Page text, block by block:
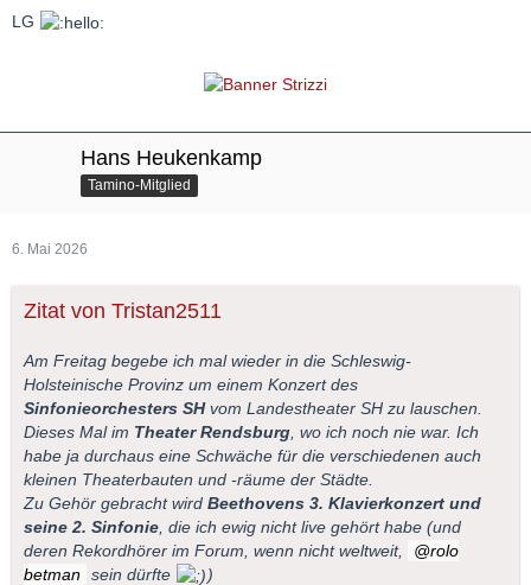
LG
Hans Heukenkamp
Tamino-Mitglied
6. Mai 2026
Zitat von Tristan2511
Am Freitag begebe ich mal wieder in die Schleswig-
Holsteinische Provinz um einem Konzert des
Sinfonieorchesters SHvom Landestheater SH zu lauschen.
Dieses Mal im Theater Rendsburg , wo ich noch nie war. Ich
habe ja durchaus eine Schwäche für die verschiedenen auch
kleinen Theaterbauten und -räume der Städte.
Zu Gehör gebracht wird Beethovens 3. Klavierkonzert und
seine 2. Sinfonie , die ich ewig nicht live gehört habe (und
deren Rekordhörer im Forum, wenn nicht weltweit,
rolo
betman sein dürfte )